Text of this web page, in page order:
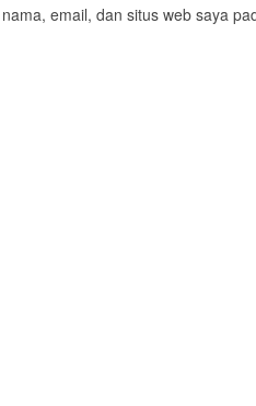
email, dan situs web saya